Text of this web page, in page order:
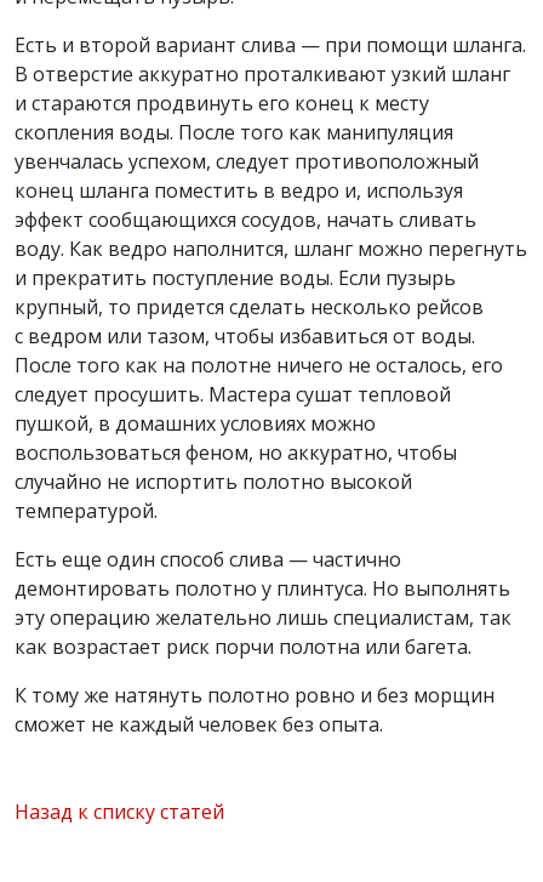
Есть и второй вариант слива — при помощи шланга.
В отверстие аккуратно проталкивают узкий шланг
и стараются продвинуть его конец к месту
скопления воды. После того как манипуляция
увенчалась успехом, следует противоположный
конец шланга поместить в ведро и, используя
эффект сообщающихся сосудов, начать сливать
воду. Как ведро наполнится, шланг можно перегнуть
и прекратить поступление воды. Если пузырь
крупный, то придется сделать несколько рейсов
с ведром или тазом, чтобы избавиться от воды.
После того как на полотне ничего не осталось, его
следует просушить. Мастера сушат тепловой
пушкой, в домашних условиях можно
воспользоваться феном, но аккуратно, чтобы
случайно не испортить полотно высокой
температурой.
Есть еще один способ слива — частично
демонтировать полотно у плинтуса. Но выполнять
эту операцию желательно лишь специалистам, так
как возрастает риск порчи полотна или багета.
К тому же натянуть полотно ровно и без морщин
сможет не каждый человек без опыта.
Назад к списку статей